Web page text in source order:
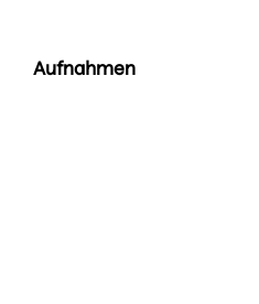
Aufnahmen